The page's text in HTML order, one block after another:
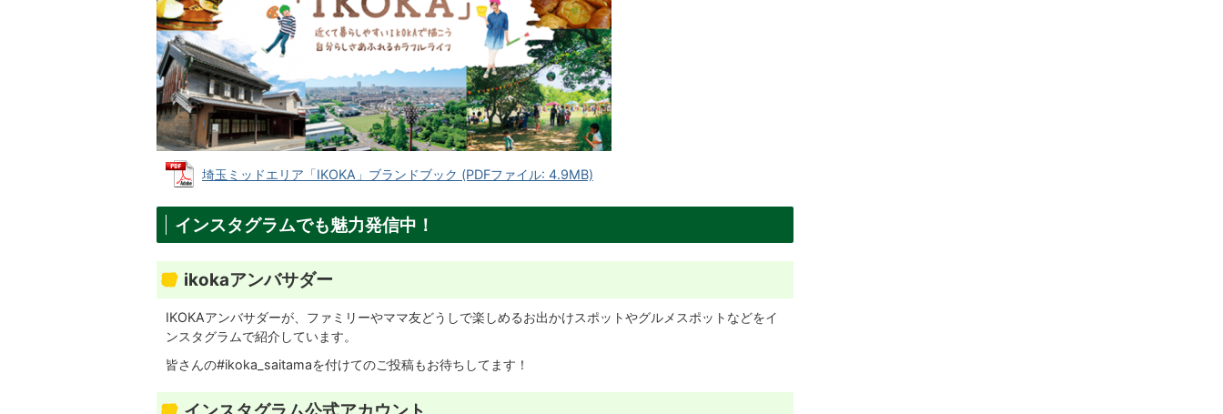
埼玉ミッドエリア「IKOKA」ブランドブック (PDFファイル: 4.9MB)
インスタグラムでも魅力発信中！
ikokaアンバサダー
IKOKAアンバサダーが、ファミリーやママ友どうしで楽しめるお出かけスポットやグルメスポットなどをイ
ンスタグラムで紹介しています。
皆さんの#ikoka_saitamaを付けてのご投稿もお待ちしてます！